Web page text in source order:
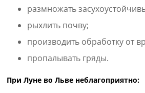
размножать
рыхлить почву;
производить обработку от
пропалывать гряды.
При Луне во Льве неблагоприятно: